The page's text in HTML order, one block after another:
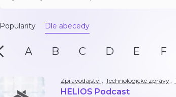
Popularity Dle abecedy
A B C D E F
Zpravodajství, Technologické zprávy,
HELIOS Podcast